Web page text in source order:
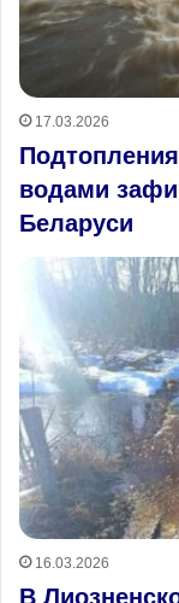
17.03.2026
водами
Беларуси
16.03.2026
В